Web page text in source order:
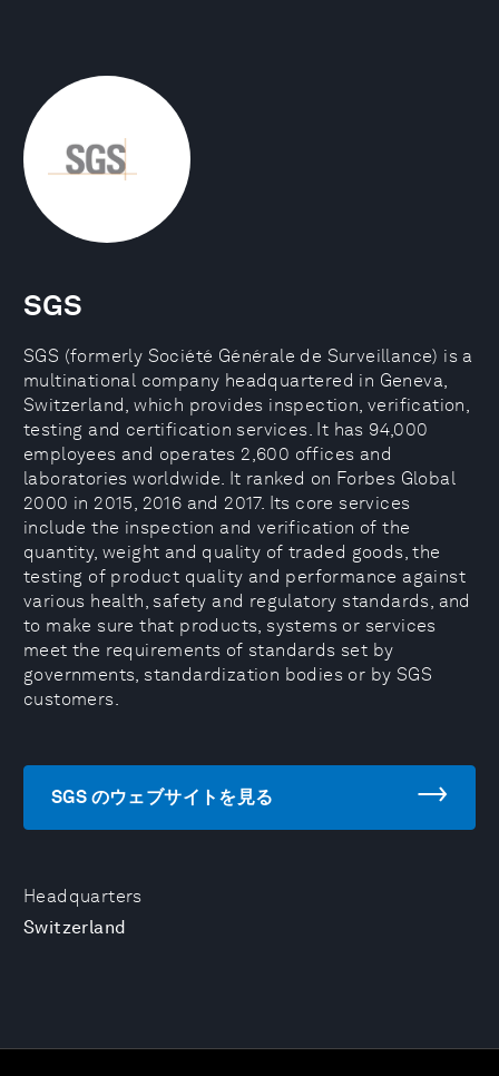
Headquarters
Switzerland
SGS
SGS (formerly Société Générale de Surveillance) is a
multinational company headquartered in Geneva,
Switzerland, which provides inspection, verification,
testing and certification services. It has 94,000
employees and operates 2,600 offices and
laboratories worldwide. It ranked on Forbes Global
2000 in 2015, 2016 and 2017. Its core services
include the inspection and verification of the
quantity, weight and quality of traded goods, the
testing of product quality and performance against
various health, safety and regulatory standards, and
to make sure that products, systems or services
meet the requirements of standards set by
governments, standardization bodies or by SGS
customers.
SGS のウェブサイトを見る